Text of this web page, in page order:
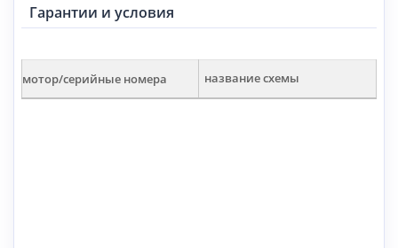
Гарантии и условия
мотор/серийные номера название схемы